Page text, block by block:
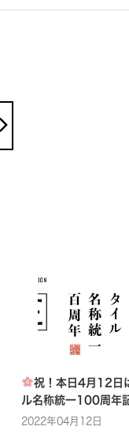
祝！本日4月12日
ル名称統一100周年
2022年04月12日